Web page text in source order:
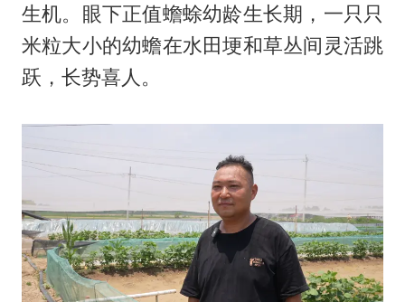
生机。眼下正值蟾蜍幼龄生长期，一只只
米粒大小的幼蟾在水田埂和草丛间灵活跳
跃，长势喜人。